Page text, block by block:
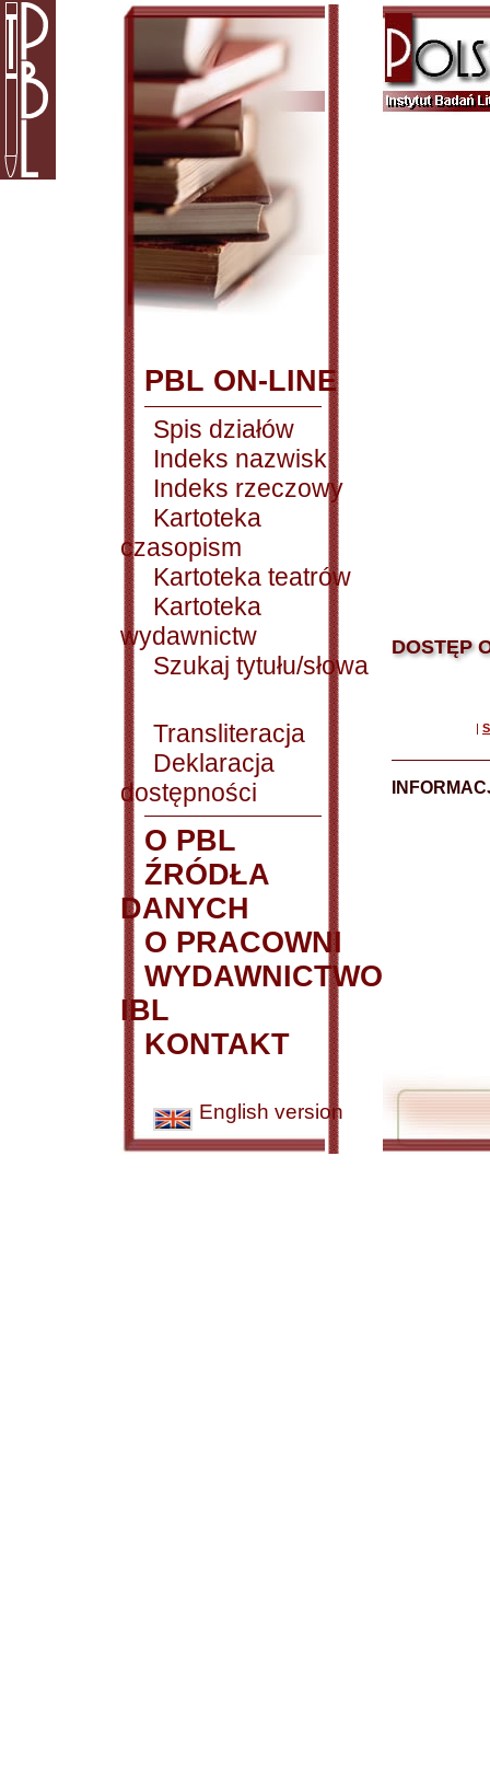
PBL ON-LINE
Spis działów
Indeks nazwisk
Indeks rzeczowy
Kartoteka
czasopism
Kartoteka teatrów
Kartoteka
wydawnictw
Szukaj tytułu/słowa
Transliteracja
Deklaracja
dostępności
O PBL
ŹRÓDŁA
DANYCH
O PRACOWNI
WYDAWNICTWO
IBL
KONTAKT
English version
DOSTĘP
|